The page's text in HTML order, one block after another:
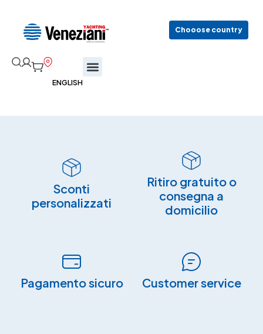
Chooose country
Sconti
personalizzati
Ritiro gratuito o
consegna a
domicilio
Pagamento sicuro​ Customer service